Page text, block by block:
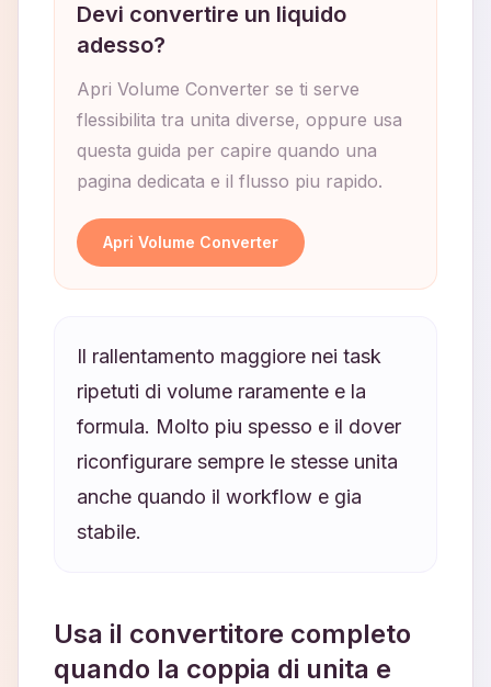
Devi convertire un liquido
adesso?
Apri Volume Converter se ti serve
flessibilita tra unita diverse, oppure usa
questa guida per capire quando una
pagina dedicata e il flusso piu rapido.
Apri Volume Converter
Il rallentamento maggiore nei task
ripetuti di volume raramente e la
formula. Molto piu spesso e il dover
riconfigurare sempre le stesse unita
anche quando il workflow e gia
stabile.
Usa il convertitore completo
quando la coppia di unita e